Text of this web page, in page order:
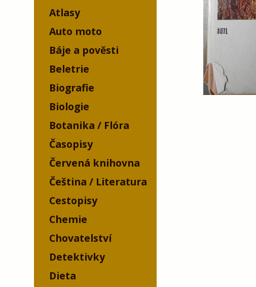
Atlasy
Auto moto
Báje a pověsti
Beletrie
Biografie
Biologie
Botanika / Flóra
Časopisy
Červená knihovna
Čeština / Literatura
Cestopisy
Chemie
Chovatelství
Detektivky
Dieta